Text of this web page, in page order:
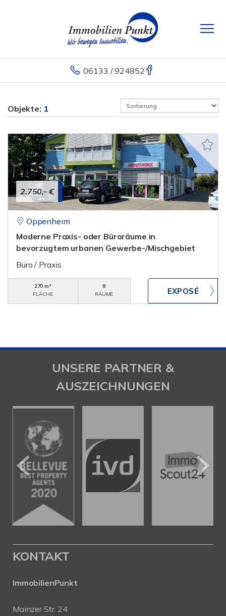
06133 / 924852
Objekte: 1
2.750,- €
Oppenheim
Moderne Praxis- oder Büroräume in
bevorzugtem urbanen Gewerbe-/Mischgebiet
Büro / Praxis
270 m²
FLÄCHE
8
RÄUME
UNSERE PARTNER &
AUSZEICHNUNGEN
KONTAKT
ImmobilienPunkt
Mainzer Str. 24